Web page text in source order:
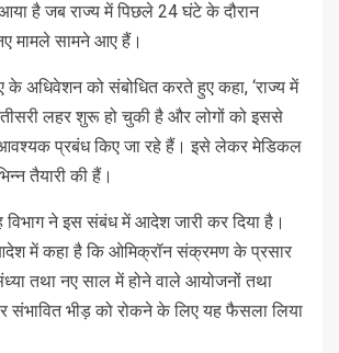
है जब राज्य में पिछले 24 घंटे के दौरान
मामले सामने आए हैं।
के अधिवेशन को संबोधित करते हुए कहा, ‘राज्य में
तीसरी लहर शुरू हो चुकी है और लोगों को इससे
प्रबंध किए जा रहे हैं। इसे लेकर मेडिकल
तैयारी की हैं।
विभाग ने इस संबंध में आदेश जारी कर दिया है।
में कहा है कि ओमिक्रॉन संक्रमण के प्रसार
तथा नए साल में होने वाले आयोजनों तथा
संभावित भीड़ को रोकने के लिए यह फैसला लिया